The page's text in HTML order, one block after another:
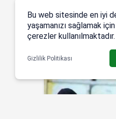
Bu web sitesinde en iyi
yaşamanızı sağlamak için
çerezler kullanılmaktadır.
Gizlilik Politikası